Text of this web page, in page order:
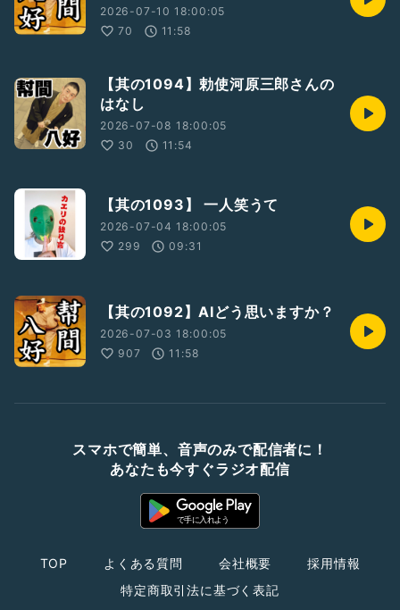
2026-07-10 18:00:05
70
11:58
【其の1094】勅使河原三郎さんの
はなし
2026-07-08 18:00:05
30
11:54
【其の1093】 一人笑うて
2026-07-04 18:00:05
299
09:31
【其の1092】AIどう思いますか？
2026-07-03 18:00:05
907
11:58
スマホで簡単、音声のみで配信者に！
あなたも今すぐラジオ配信
TOP よくある質問 会社概要
採用情報
特定商取引法に基づく表記